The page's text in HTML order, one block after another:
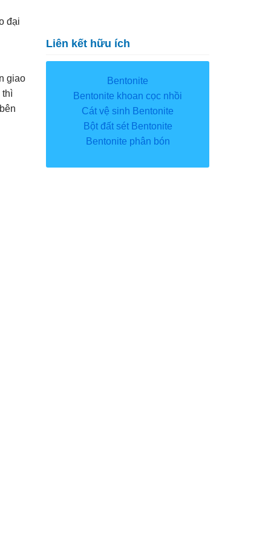
đại
giao
thì
Liên kết hữu ích
Bentonite
Bentonite khoan cọc nhồi
Cát vệ sinh Bentonite
Bột đất sét Bentonite
Bentonite phân bón